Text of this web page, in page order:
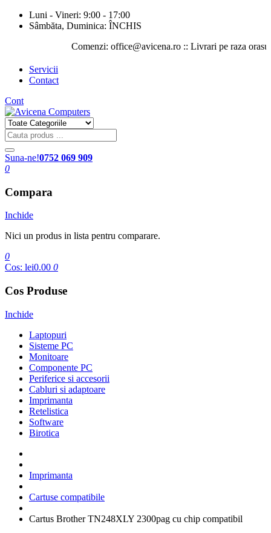
Luni - Vineri: 9:00 - 17:00
Sâmbăta, Duminica: ÎNCHIS
Comenzi: office@avicena.ro :: Livrari pe raza
Servicii
Contact
Cont
Suna-ne!0752 069 909
0
Compara
Inchide
Nici un produs in lista pentru comparare.
0
Cos: lei0.00 0
Cos Produse
Inchide
Laptopuri
Sisteme PC
Monitoare
Componente PC
Periferice si accesorii
Cabluri si adaptoare
Imprimanta
Retelistica
Software
Birotica
Imprimanta
Cartuse compatibile
Cartus Brother TN248XLY 2300pag cu chip compatibil